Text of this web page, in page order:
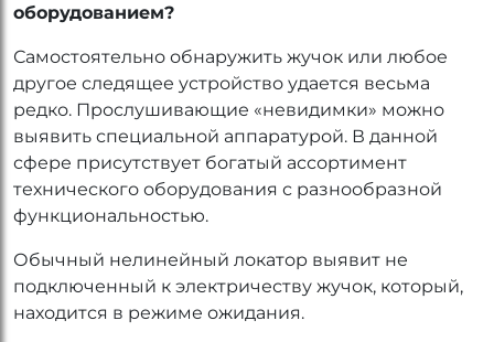
оборудованием?
Самостоятельно обнаружить жучок или любое
другое следящее устройство удается весьма
редко. Прослушивающие «невидимки» можно
выявить специальной аппаратурой. В данной
сфере присутствует богатый ассортимент
технического оборудования с разнообразной
функциональностью.
Обычный нелинейный локатор выявит не
подключенный к электричеству жучок, который,
находится в режиме ожидания.